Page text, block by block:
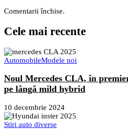
Comentarii închise.
Cele mai recente
AutomobileModele noi
Noul Mercedes CLA, în
pe lângă mild hybrid
10 decembrie 2024
Stiri auto diverse